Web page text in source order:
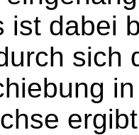
ist dabei
sich